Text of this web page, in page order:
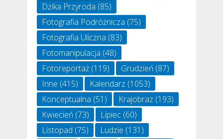
Dzika Przyroda (85)
Fotografia Podróżnicza (75)
Fotografia Uliczna (83)
Fotomanipulacja (48)
Fotoreportaż(119) Grudzień(87)
Inne (415) Kalendarz (1053)
Konceptualna (51) Krajobraz (193)
Kwiecień(73) Lipiec(60)
Listopad (75) Ludzie (131)